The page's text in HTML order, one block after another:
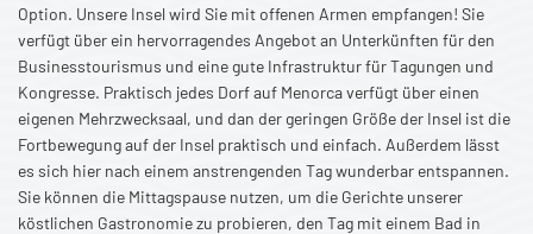
Option. Unsere Insel wird Sie mit offenen Armen empfangen! Sie
verfügt über ein hervorragendes Angebot an Unterkünften für den
Businesstourismus und eine gute Infrastruktur für Tagungen und
Kongresse. Praktisch jedes Dorf auf Menorca verfügt über einen
eigenen Mehrzwecksaal, und dan der geringen Größe der Insel ist die
Fortbewegung auf der Insel praktisch und einfach. Außerdem lässt
es sich hier nach einem anstrengenden Tag wunderbar entspannen.
Sie können die Mittagspause nutzen, um die Gerichte unserer
köstlichen Gastronomie zu probieren, den Tag mit einem Bad in